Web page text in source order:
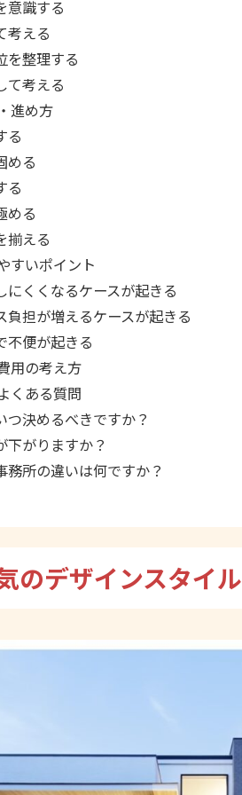
意識する
考える
を整理する
て考える
進め方
る
める
る
める
揃える
すいポイント
くくなるケースが起きる
負担が増えるケースが起きる
不便が起きる
用の考え方
くある質問
決めるべきですか？
下がりますか？
所の違いは何ですか？
のデザインスタイル